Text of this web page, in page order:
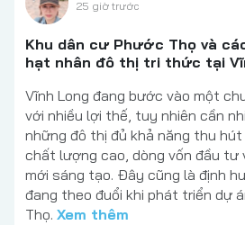
25 giờ trước
Khu dân cư Phước Thọ và
hạt nhân đô thị tri thức tại
Vĩnh Long đang bước vào một
với nhiều lợi thế, tuy nhiên cần
những đô thị đủ khả năng thu
chất lượng cao, dòng vốn đầu tư
mới sáng tạo. Đây cũng là định
đang theo đuổi khi phát triển dự
Thọ. Xem thêm